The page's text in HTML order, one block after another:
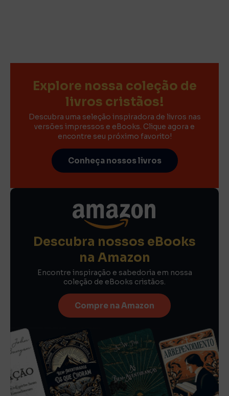
Explore nossa coleção de
livros cristãos!
Descubra uma seleção inspiradora de livros nas
versões impressos e eBooks. Clique agora e
encontre seu próximo favorito!
Conheça nossos livros
Descubra nossos eBooks
na Amazon
Encontre inspiração e sabedoria em nossa
coleção de eBooks cristãos.
Compre na Amazon